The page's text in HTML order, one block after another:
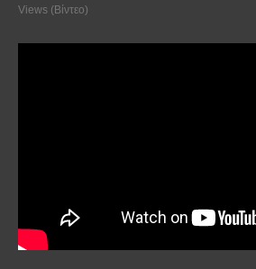
Views (Βίντεο)